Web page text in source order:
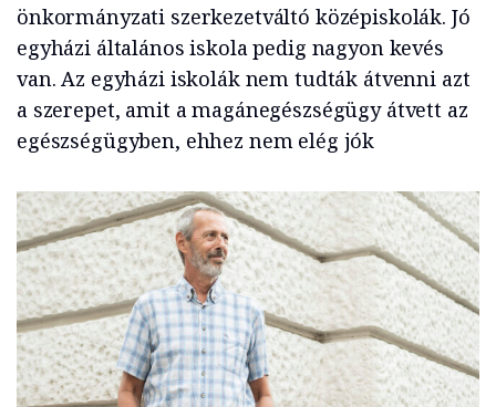
önkormányzati szerkezetváltó középiskolák. Jó
egyházi általános iskola pedig nagyon kevés
van. Az egyházi iskolák nem tudták átvenni azt
a szerepet, amit a magánegészségügy átvett az
egészségügyben, ehhez nem elég jók